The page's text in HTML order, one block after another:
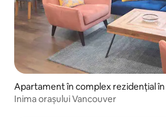
Apartament în complex rezidențial în
ver
Inima orașului Vancouver